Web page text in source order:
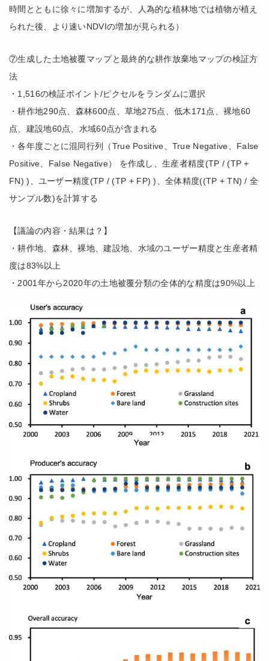
時間とともに徐々に増加するが、人為的な植林地では植物が植え
られた後、より速いNDVIの増加が見られる）
⑦生成した土地被覆マップと最終的な耕作放棄地マップの検証方
法
・1,516の検証ポイント/ピクセルをランダムに選択
・耕作地290点、森林600点、草地275点、低木171点、裸地60
点、建設地60点、水域60点が含まれる
・各年度ごとに混同行列（True Positive、True Negative、False
Positive、False Negative） を作成し、生産者精度(TP / (TP +
FN) )、ユーザー精度(TP / (TP + FP) )、全体精度((TP + TN) / 全
サンプル数)を計算する
【議論の内容・結果は？】
・耕作地、森林、裸地、建設地、水域のユーザー精度と生産者精
度は83%以上
・2001年から2020年の土地被覆分類の全体的な精度は90%以上